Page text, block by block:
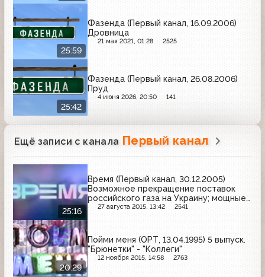
25:59
Фазенда (Первый канал, 16.09.2006)
Дровница
21 мая 2021, 01:28 2525
25:42
Фазенда (Первый канал, 26.08.2006)
Пруд
4 июня 2026, 20:50 141
Ещё записи с канала Первый канал
25:16
Время (Первый канал, 30.12.2005)
Возможное прекращение поставок
российского газа на Украину; мощные
снегопады в Европе; фильм "Ирония
27 августа 2015, 13:42 2541
20:29
Пойми меня (ОРТ, 13.04.1995) 5 выпуск.
"Брюнетки" - "Коллеги"
12 ноября 2015, 14:58 2763